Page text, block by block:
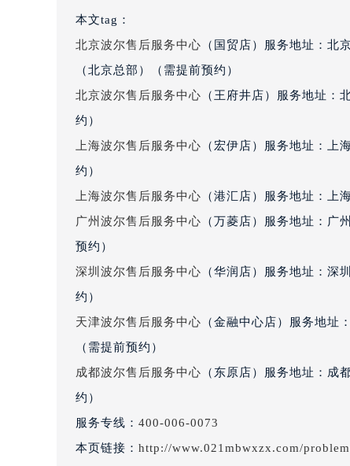
辽宁省辽阳市白塔区新运大街波尔
辽宁省营口市站前区市府路与渤海
辽宁省沈阳市沈河区中街路83号亨
北京市东城区东长安街1号王府井东
河北省保定市竞秀区朝阳北大街北
内蒙古自治区包头市青山区幸福路
内蒙古自治区鄂尔多斯市东胜区伊
内蒙古自治区呼伦贝尔市海拉尔区
内蒙古自治区通辽市科尔沁区明仁
内蒙古自治区兴安盟市乌兰浩特市
本文tag：
北京波尔售后服务中心 （国贸店）服务地址：北
（北京总部）（需提前预约）
北京波尔售后服务中心 （王府井店）服务地址：
约）
上海波尔售后服务中心 （宏伊店）服务地址：上
约）
上海波尔售后服务中心 （港汇店）服务地址：上
广州波尔售后服务中心 （万菱店）服务地址：广
预约）
深圳波尔售后服务中心 （华润店）服务地址：深
约）
天津波尔售后服务中心 （金融中心店）服务地址
（需提前预约）
成都波尔售后服务中心 （东原店）服务地址：成
约）
服务专线： 400-006-0073
本页链接： http://www.021mbwxzx.com/